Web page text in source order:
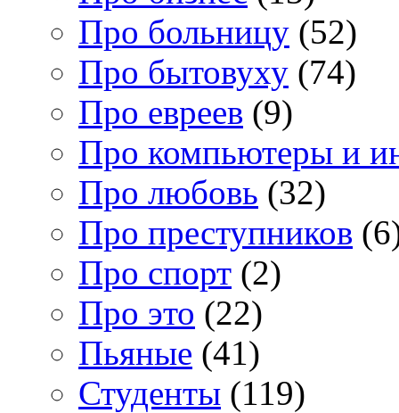
Про больницу (52)
Про бытовуху (74)
Про евреев (9)
Про компьютеры и
Про любовь (32)
Про преступников
Про спорт (2)
Про это (22)
Пьяные (41)
Студенты (119)